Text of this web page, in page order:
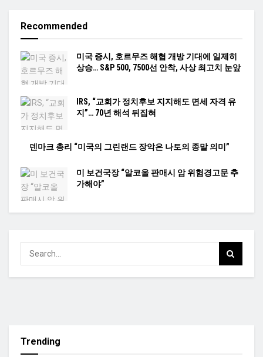
Recommended
미국 증시, 호르무즈 해협 개방 기대에 일제히
상승… S&P 500, 7500선 안착, 사상 최고치 눈앞
IRS, “교회가 정치후보 지지해도 면세 자격 유
지”… 70년 해석 뒤집혀
덴마크 총리 “미국의 그린랜드 장악은 나토의 종말 의미”
미 보건국장 “알코올 판매시 암 위험경고문 추
가해야”
Trending